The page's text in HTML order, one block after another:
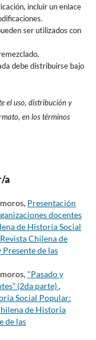
incluir un enlace
ser utilizados con
debe distribuirse bajo
el uso, distribución y
en los términos
a
Presentación
docentes
de Historia Social
Chilena de
de las
"Pasado y
(2da parte),
Social Popular:
de Historia
de las